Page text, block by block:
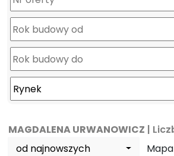
MAGDALENA URWANOWICZ |
od najnowszych
Mapa